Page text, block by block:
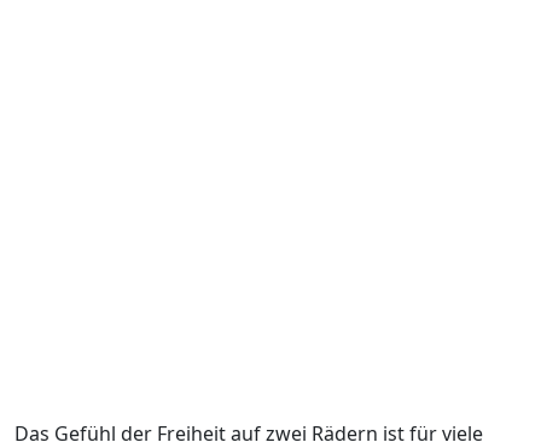
Das Gefühl der Freiheit auf zwei Rädern ist für viele